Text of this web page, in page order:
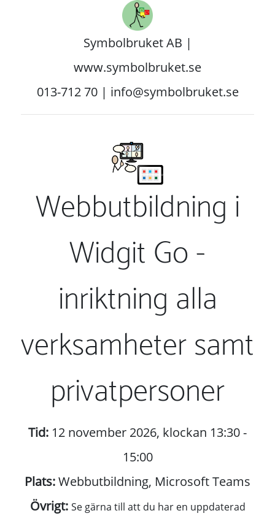
Symbolbruket AB |
www.symbolbruket.se
013-712 70 | info@symbolbruket.se
Webbutbildning i
Widgit Go -
inriktning alla
verksamheter samt
privatpersoner
Tid: 12 november 2026, klockan 13:30 -
15:00
Plats:Webbutbildning, Microsoft Teams
Övrigt: Se gärna till att du har en uppdaterad